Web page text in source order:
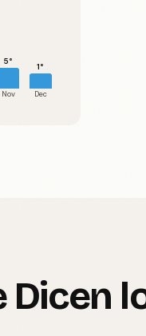
5°
Nov
1°
Dec
Dicen